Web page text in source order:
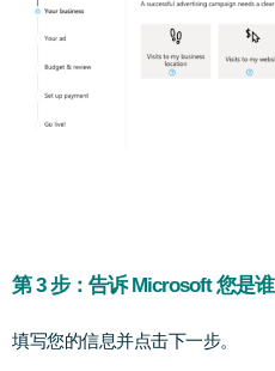
第 3 步：告诉 Microsoft 您是谁
填写您的信息并点击下一步。